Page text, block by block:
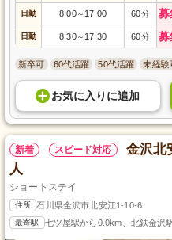
日勤 8:00～ 17:00 60分 募
日勤 8:30～ 17:30 60分 募
新卒可 60代活躍 50代活躍 未経験
お気に入り に追加
新着 スピード対応
金沢北
人
ショートステイ
住所 石川県金沢市北安江1-10-6
最寄駅 七ツ屋駅から0.0km、北鉄金沢